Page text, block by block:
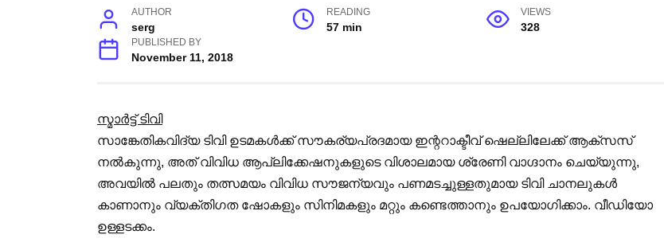
AUTHOR
serg
READING
57 min
VIEWS
328
PUBLISHED BY
November 11, 2018
സ്മാർട്ട് ടിവി
സാങ്കേതികവിദ്യ ടിവി ഉടമകൾക്ക് സൗകര്യപ്രദമായ ഇന്ററാക്ടീവ് ഷെല്ലിലേക്ക് ആക്സസ്
നൽകുന്നു, അത് വിവിധ ആപ്ലിക്കേഷനുകളുടെ വിശാലമായ ശ്രേണി വാഗ്ദാനം ചെയ്യുന്നു,
അവയിൽ പലതും തത്സമയം വിവിധ സൗജന്യവും പണമടച്ചുള്ളതുമായ ടിവി ചാനലുകൾ
കാണാനും വ്യക്തിഗത ഷോകളും സിനിമകളും മറ്റും കണ്ടെത്താനും ഉപയോഗിക്കാം. വീഡിയോ
ഉള്ളടക്കം.